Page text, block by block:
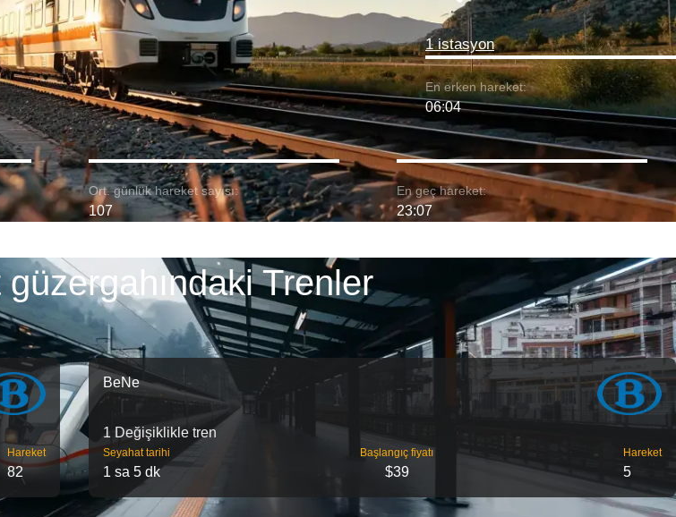
1 istasyon
En erken hareket:
06:04
Ort. günlük hareket sayısı:
107
En geç hareket:
23:07
Trenler
Hareket
82
BeNe
1 Değişiklikle tren
Seyahat tarihi
1 sa 5 dk
Başlangıç ​​fiyatı
$39
Hareket
5